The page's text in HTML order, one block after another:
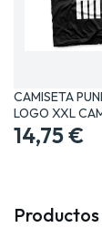
CAMISETA
LOGO XXL
MANGA /…
14,75 €